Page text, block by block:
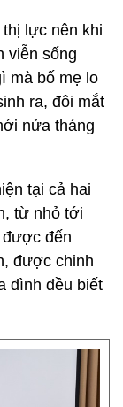
lực nên khi
viễn sống
mà bố mẹ lo
ra, đôi mắt
nửa tháng
tại cả hai
từ nhỏ tới
đến
được chinh
đình đều biết